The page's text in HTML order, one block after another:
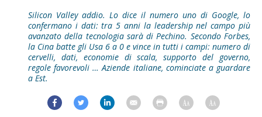
Silicon Valley addio. Lo dice il numero uno di Google, lo
confermano i dati: tra 5 anni la leadership nel campo più
avanzato della tecnologia sarà di Pechino. Secondo Forbes,
la Cina batte gli Usa 6 a 0 e vince in tutti i campi: numero di
cervelli, dati, economie di scala, supporto del governo,
regole favorevoli … Aziende italiane, cominciate a guardare
a Est.